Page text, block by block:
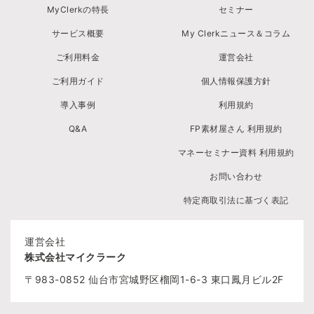
MyClerkの特長
サービス概要
ご利用料金
ご利用ガイド
導入事例
Q&A
セミナー
My Clerkニュース＆コラム
運営会社
個人情報保護方針
利用規約
FP素材屋さん 利用規約
マネーセミナー資料 利用規約
お問い合わせ
特定商取引法に基づく表記
運営会社
株式会社マイクラーク
〒983-0852 仙台市宮城野区榴岡1-6-3 東口鳳月ビル2F